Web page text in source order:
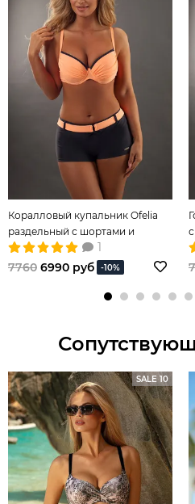
Коралловый купальник Ofelia
раздельный с шортами и
поясом
1
7760 6990 руб -10%
SALE 10